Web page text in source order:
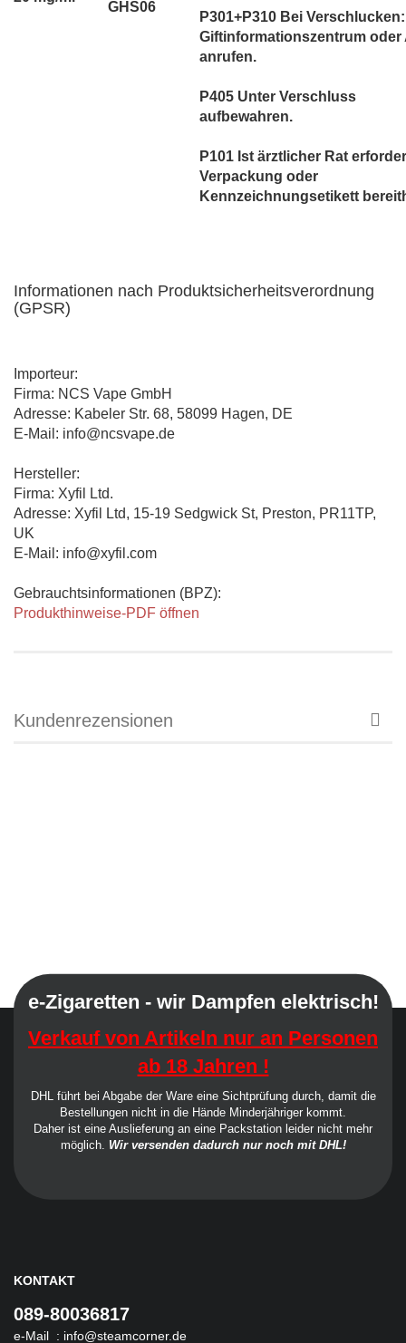
GHS06
P301+P310 Bei
Giftinformationszentrum oder
anrufen.
P405 Unter Verschluss
aufbewahren.
P101 Ist ärztlicher Rat
Verpackung oder
Kennzeichnungsetikett
Informationen nach Produktsicherheitsverordnung
(GPSR)
Importeur:
Firma: NCS Vape GmbH
Adresse: Kabeler Str. 68, 58099 Hagen, DE
E-Mail: info@ncsvape.de
Hersteller:
Firma: Xyfil Ltd.
Adresse: Xyfil Ltd, 15-19 Sedgwick St, Preston, PR11TP,
UK
E-Mail: info@xyfil.com
Gebrauchtsinformationen (BPZ):
Produkthinweise-PDF öffnen
Kundenrezensionen
e-Zigaretten - wir Dampfen elektrisch!
Verkauf von Artikeln nur an Personen
ab 18 Jahren !
DHL führt bei Abgabe der Ware eine Sichtprüfung durch, damit die
Bestellungen nicht in die Hände Minderjähriger kommt.
Daher ist eine Auslieferung an eine Packstation leider nicht mehr
möglich. Wir versenden dadurch nur noch mit DHL!
KONTAKT
089-80036817
e-Mail : info@steamcorner.de